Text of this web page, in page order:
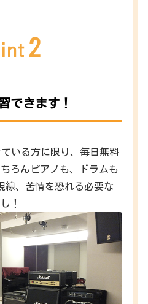
2
できます！
ている方に限り、毎日無料
ろんピアノも、ドラムも
線、苦情を恐れる必要な
し！